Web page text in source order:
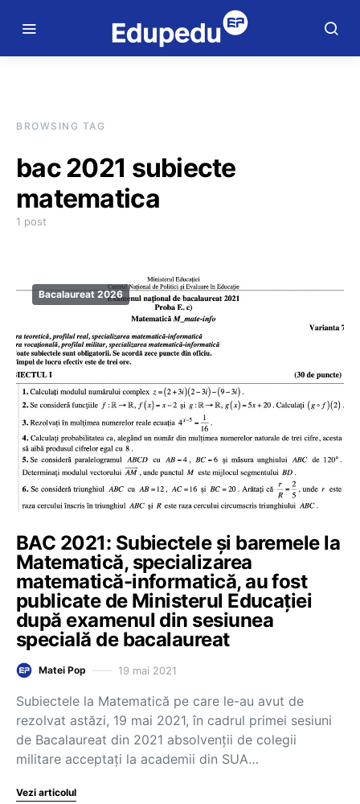
BROWSING TAG
bac 2021 subiecte
matematica
1 post
Bacalaureat 2026
BAC 2021: Subiectele și baremele la
Matematică, specializarea
matematică-informatică, au fost
publicate de Ministerul Educației
după examenul din sesiunea
specială de bacalaureat
Matei Pop 19 mai 2021
Subiectele la Matematică pe care le-au avut de
rezolvat astăzi, 19 mai 2021, în cadrul primei sesiuni
de Bacalaureat din 2021 absolvenții de colegii
militare acceptați la academii din SUA…
Vezi articolul